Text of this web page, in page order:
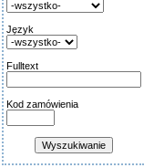
Język
Fulltext
Kod zamówienia